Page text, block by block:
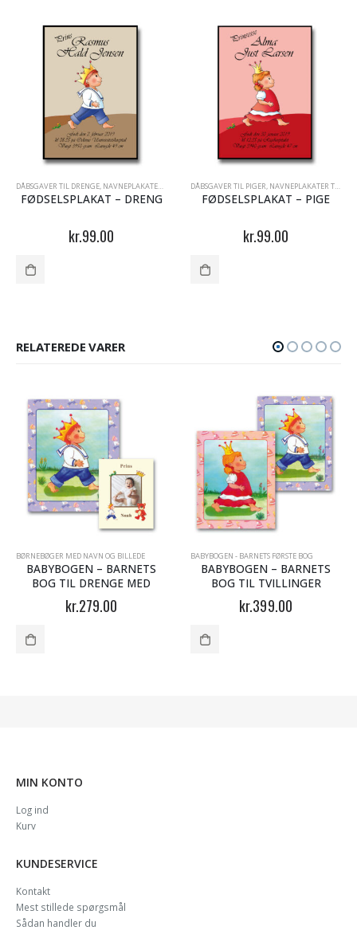
PLAKATER MED NAVN,PRINSESSEN OG PRINSEN
DÅBSGAVER TIL DRENGE, NAVNEPLAKATER TIL DÅB ,PLAKATER MED NAVN ,PRINSESSEN OG PRINSEN
FØDSELSPLAKAT – DRENG
kr.99.00
DÅBSGAVER TIL PIGER, NAVNEPLAKATER TIL DÅB
FØDSELSPLAKAT – PIGE
kr.99.00
RELATEREDE VARER
BOG - BØRNEBØGER,PRINSESSEN OG PRINSEN
BØRNEBØGER MED NAVN OG BILLEDE
BABYBOGEN – BARNETS
BOG TIL DRENGE MED
FOTO
kr.279.00
BABYBOGEN - BARNETS FØRSTE BOG
BABYBOGEN – BARNETS
BOG TIL TVILLINGER
kr.399.00
MIN KONTO
Log ind
Kurv
KUNDESERVICE
Kontakt
Mest stillede spørgsmål
Sådan handler du